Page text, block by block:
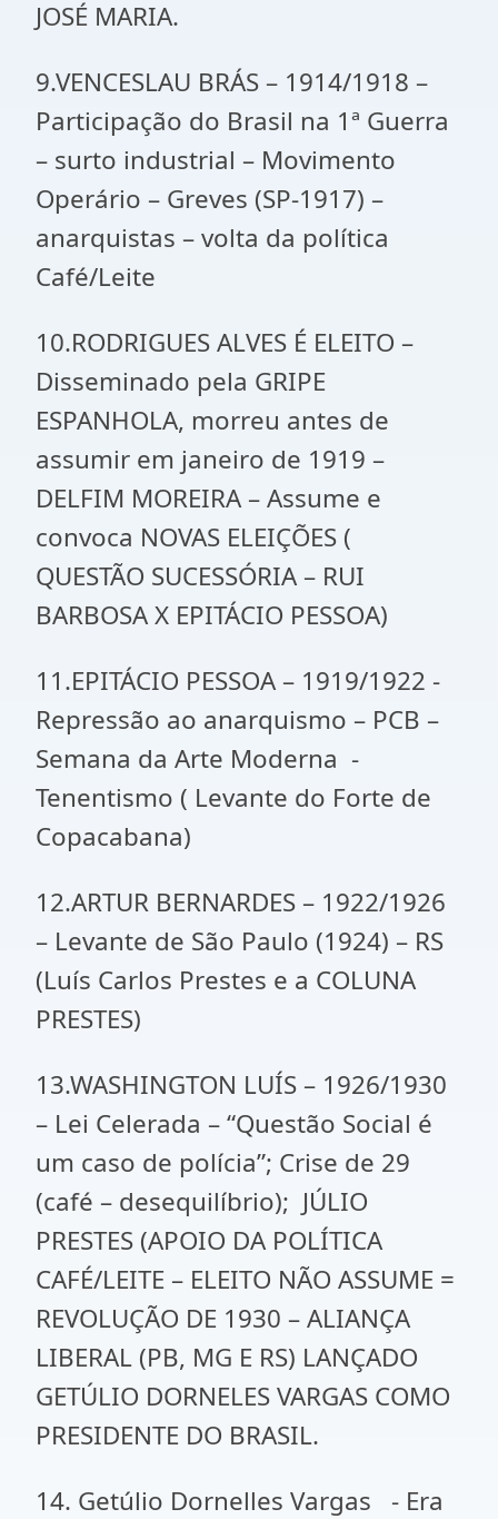
JOSÉ MARIA.
9.VENCESLAU BRÁS – 1914/1918 –
Participação do Brasil na 1ª Guerra
– surto industrial – Movimento
Operário – Greves (SP-1917) –
anarquistas – volta da política
Café/Leite
10.RODRIGUES ALVES É ELEITO –
Disseminado pela GRIPE
ESPANHOLA, morreu antes de
assumir em janeiro de 1919 –
DELFIM MOREIRA – Assume e
convoca NOVAS ELEIÇÕES (
QUESTÃO SUCESSÓRIA – RUI
BARBOSA X EPITÁCIO PESSOA)
11.EPITÁCIO PESSOA – 1919/1922 -
Repressão ao anarquismo – PCB –
Semana da Arte Moderna -
Tenentismo ( Levante do Forte de
Copacabana)
12.ARTUR BERNARDES – 1922/1926
– Levante de São Paulo (1924) – RS
(Luís Carlos Prestes e a COLUNA
PRESTES)
13.WASHINGTON LUÍS – 1926/1930
– Lei Celerada – “Questão Social é
um caso de polícia”; Crise de 29
(café – desequilíbrio); JÚLIO
PRESTES (APOIO DA POLÍTICA
CAFÉ/LEITE – ELEITO NÃO ASSUME =
REVOLUÇÃO DE 1930 – ALIANÇA
LIBERAL (PB, MG E RS) LANÇADO
GETÚLIO DORNELES VARGAS COMO
PRESIDENTE DO BRASIL.
14. Getúlio Dornelles Vargas - Era